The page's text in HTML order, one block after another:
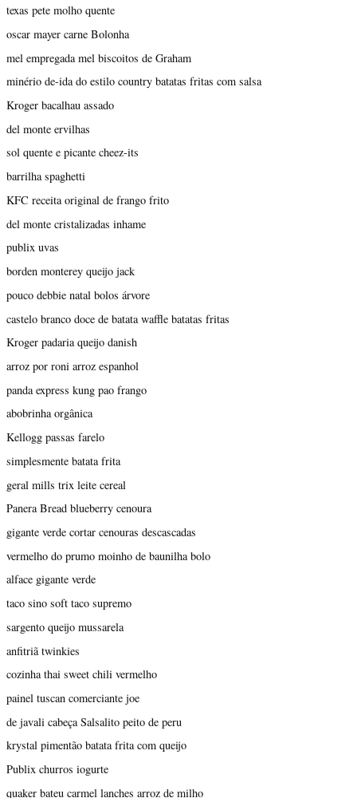
texas pete molho quente
oscar mayer carne Bolonha
mel empregada mel biscoitos de Graham
minério de-ida do estilo country batatas fritas com salsa
Kroger bacalhau assado
del monte ervilhas
sol quente e picante cheez-its
barrilha spaghetti
KFC receita original de frango frito
del monte cristalizadas inhame
publix uvas
borden monterey queijo jack
pouco debbie natal bolos árvore
castelo branco doce de batata waffle batatas fritas
Kroger padaria queijo danish
arroz por roni arroz espanhol
panda express kung pao frango
abobrinha orgânica
Kellogg passas farelo
simplesmente batata frita
geral mills trix leite cereal
Panera Bread blueberry cenoura
gigante verde cortar cenouras descascadas
vermelho do prumo moinho de baunilha bolo
alface gigante verde
taco sino soft taco supremo
sargento queijo mussarela
anfitriã twinkies
cozinha thai sweet chili vermelho
painel tuscan comerciante joe
de javali cabeça Salsalito peito de peru
krystal pimentão batata frita com queijo
Publix churros iogurte
quaker bateu carmel lanches arroz de milho